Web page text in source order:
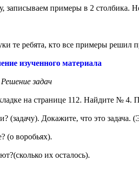
записываем примеры в 2 столбика.
те ребята, кто все примеры решил
изученного материала
задач
на странице 112. Найдите № 4.
(задачу). Докажите, что это задача.
(о воробьях).
их осталось).